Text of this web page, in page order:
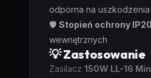
odporna na
🛡️ Stopień ochrony IP20
wewnętrznych
💡 Zastosowanie
Zasilacz 150W LL-16